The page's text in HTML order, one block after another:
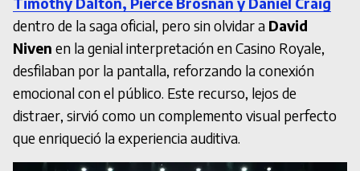
dentro de la saga oficial, pero sin olvidar a David
Niven en la genial interpretación en Casino Royale,
desfilaban por la pantalla, reforzando la conexión
emocional con el público. Este recurso, lejos de
distraer, sirvió como un complemento visual perfecto
que enriqueció la experiencia auditiva.